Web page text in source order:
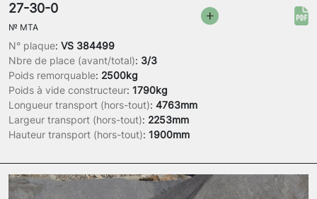
N° plaque: VS 384499
Nbre de place (avant/total): 3/3
Poids remorquable: 2500kg
Poids à vide constructeur: 1790kg
Longueur transport (hors-tout): 4763mm
Largeur transport (hors-tout): 2253mm
Hauteur transport (hors-tout): 1900mm
27-30-0
№ MTA